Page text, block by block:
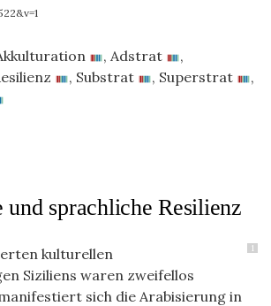
, Adstrat
,
, Substrat , Superstrat
,
sprachliche Resilienz
1
kulturellen
Siziliens waren zweifellos
sich die Arabisierung in